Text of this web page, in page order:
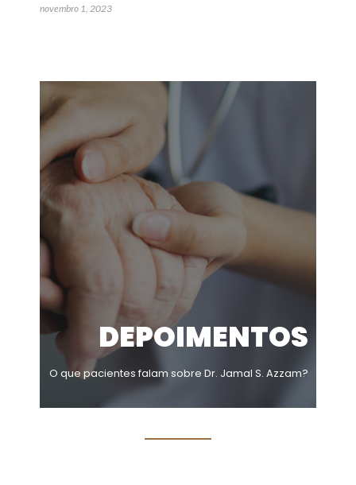
novembro 1, 2023
DEPOIMENTOS
O que pacientes falam sobre Dr. Jamal S. Azzam?